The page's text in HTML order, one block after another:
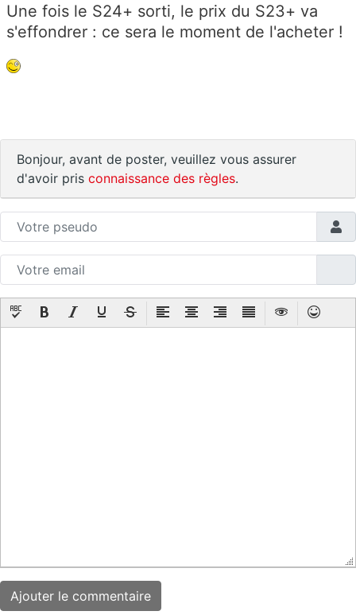
Une fois le S24+ sorti, le prix du S23+ va
s'effondrer : ce sera le moment de l'acheter !
Bonjour, avant de poster, veuillez vous assurer
d'avoir pris connaissance des règles.